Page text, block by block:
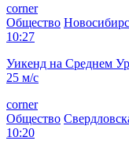
corner
Общество
10:27
Уикенд на Среднем
25 м/с
corner
Общество
10:20